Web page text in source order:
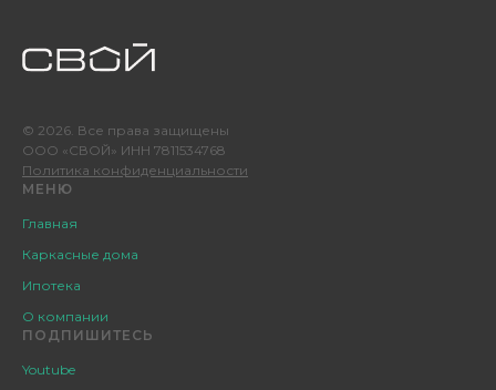
© 2026. Все права защищены
ООО «СВОЙ» ИНН 7811534768
Политика конфиденциальности
МЕНЮ
Главная
Каркасные дома
Ипотека
О компании
ПОДПИШИТЕСЬ
Youtube